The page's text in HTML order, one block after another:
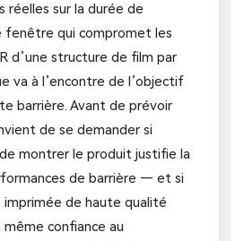
réelles sur la durée de
fenêtre qui compromet les
d’une structure de film par
va à l’encontre de l’objectif
barrière. Avant de prévoir
de se demander si
de montrer le produit justifie la
de barrière — et si
de haute qualité
confiance au